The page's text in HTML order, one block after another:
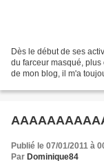
Dès le début de ses
du farceur masqué,
de mon blog, il m'a
Publié le 07/01/2011 à
Par Dominique84